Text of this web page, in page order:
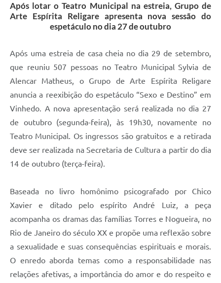
Listagem dos CEPs de Vinhedo
Associação dos Servidores Públicos Municipais de
Audiências Públicas
Arquivos para Download
Galeria de Vídeos
Contas Públicas
Legislação
Links Úteis
Serviços Online
Após lotar o Teatro Municipal na estreia, Grupo de
Arte Espírita Religare apresenta nova sessão do
espetáculo no dia 27 de outubro
Após uma estreia de casa cheia no dia 29 de setembro,
que reuniu 507 pessoas no Teatro Municipal Sylvia de
Alencar Matheus, o Grupo de Arte Espírita Religare
anuncia a reexibição do espetáculo “Sexo e Destino” em
Vinhedo. A nova apresentação será realizada no dia 27
de outubro (segunda-feira), às 19h30, novamente no
Teatro Municipal. Os ingressos são gratuitos e a retirada
deve ser realizada na Secretaria de Cultura a partir do dia
14 de outubro (terça-feira).
Baseada no livro homônimo psicografado por Chico
Xavier e ditado pelo espírito André Luiz, a peça
acompanha os dramas das famílias Torres e Nogueira, no
Rio de Janeiro do século XX e propõe uma reflexão sobre
a sexualidade e suas consequências espirituais e morais.
O enredo aborda temas como a responsabilidade nas
relações afetivas, a importância do amor e do respeito e